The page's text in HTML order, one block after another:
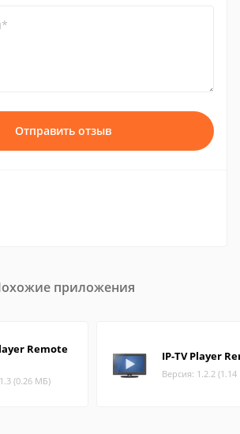
Отправить отзыв
приложения
Remote
(0.26 МБ)
IP-TV Player
Версия: 1.2.2